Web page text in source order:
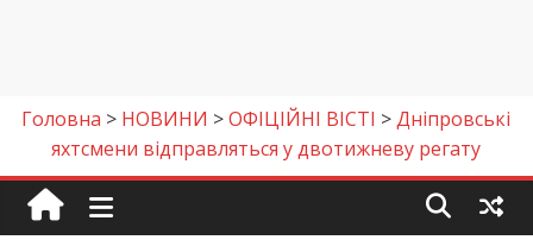
Головна > НОВИНИ >ОФІЦІЙНІ ВІСТІ >Дніпровські
яхтсмени відправляться у двотижневу регату